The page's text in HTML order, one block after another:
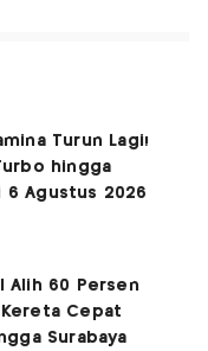
Turun Lagi!
hingga
6 Agustus 2026
Alih 60 Persen
Kereta Cepat
Surabaya